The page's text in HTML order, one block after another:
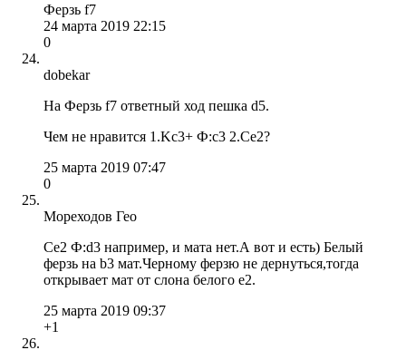
Ферзь f7
24 марта 2019 22:15
0
dobekar
На Ферзь f7 ответный ход пешка d5.
Чем не нравится 1.Kc3+ Ф:с3 2.Се2?
25 марта 2019 07:47
0
Мореходов Гео
Се2 Ф:d3 например, и мата нет.А вот и есть) Белый
ферзь на b3 мат.Черному ферзю не дернуться,тогда
открывает мат от слона белого e2.
25 марта 2019 09:37
+1